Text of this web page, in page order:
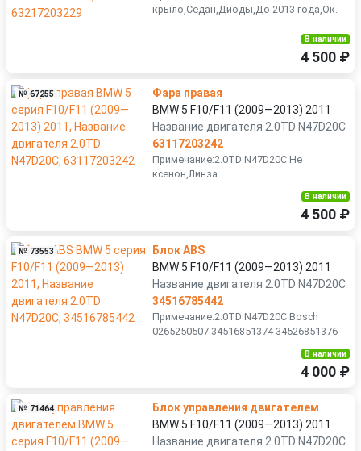
крыло,Седан,Диоды,До 2013 года,Ок.
В наличии
4 500 ₽
№ 67255
Фара правая
BMW 5 F10/F11 (2009—2013) 2011
Название двигателя 2.0TD N47D20C
63117203242
Примечание:2.0TD N47D20C Не
ксенон,Линза
В наличии
4 500 ₽
№ 73553
Блок ABS
BMW 5 F10/F11 (2009—2013) 2011
Название двигателя 2.0TD N47D20C
34516785442
Примечание:2.0TD N47D20C Bosch
0265250507 34516851374 34526851376
В наличии
4 000 ₽
№ 71464
Блок управления двигателем
BMW 5 F10/F11 (2009—2013) 2011
Название двигателя 2.0TD N47D20C